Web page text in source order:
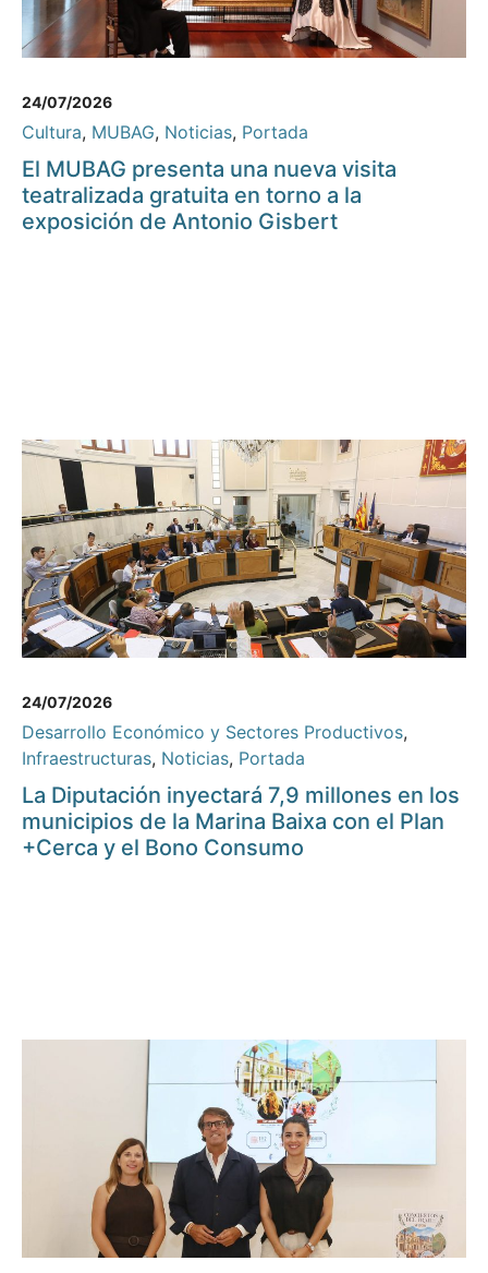
24/07/2026
Cultura, MUBAG, Noticias, Portada
El MUBAG presenta una nueva visita
teatralizada gratuita en torno a la
exposición de Antonio Gisbert
24/07/2026
Desarrollo Económico y Sectores Productivos,
Infraestructuras, Noticias, Portada
La Diputación inyectará 7,9 millones en los
municipios de la Marina Baixa con el Plan
+Cerca y el Bono Consumo